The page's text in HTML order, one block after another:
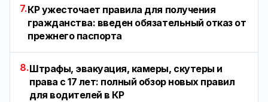
7.КР ужесточает правила для получения
гражданства: введен обязательный отказ от
прежнего паспорта
8.Штрафы, эвакуация, камеры, скутеры и
права с 17 лет: полный обзор новых правил
для водителей в КР